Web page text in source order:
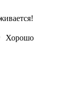
Хорошо